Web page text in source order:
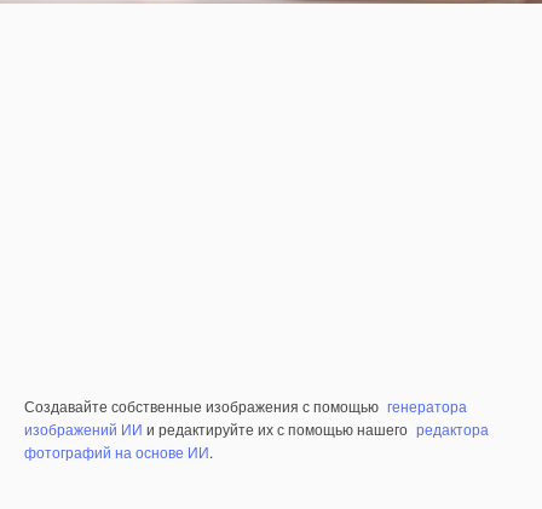
Создавайте собственные изображения с помощью генератора
изображений ИИ и редактируйте их с помощью нашего редактора
фотографий на основе ИИ.